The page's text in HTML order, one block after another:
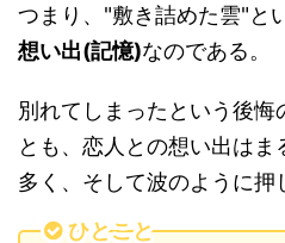
つまり、"敷き詰めた雲"と
想い出(記憶)なのである。
別れてしまったという後悔
とも、恋人との想い出は
多く、そして波のように押
ひとこと